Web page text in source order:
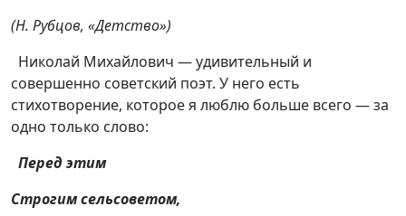
(Н. Рубцов, «Детство»)
Николай Михайлович — удивительный и
совершенно советский поэт. У него есть
стихотворение, которое я люблю больше всего — за
одно только слово:
Перед этим
Строгим сельсоветом,